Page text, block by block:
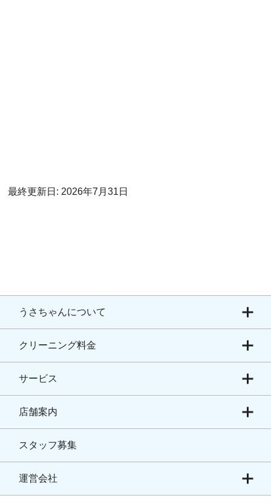
最終更新日: 2026年7月31日
うさちゃんについて
クリーニング料金
サービス
店舗案内
スタッフ募集
運営会社